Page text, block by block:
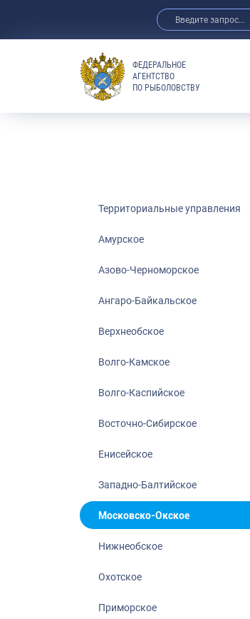
ФЕДЕРАЛЬНОЕ
АГЕНТСТВО
ПО РЫБОЛОВСТВУ
Территориальные управления
Амурское
Азово-Черноморское
Ангаро-Байкальское
Верхнеобское
Волго-Камское
Волго-Каспийское
Восточно-Сибирское
Енисейское
Западно-Балтийское
Московско-Окское
Нижнеобское
Охотское
Приморское